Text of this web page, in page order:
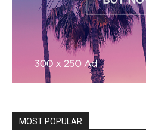
MOST POPULAR